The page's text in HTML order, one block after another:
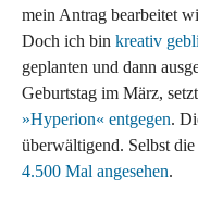
mein Antrag bearbeitet
Doch ich bin kreativ
geplanten und dann
Geburtstag im März,
»Hyperion« entgegen.
überwältigend. Selbst
4.500 Mal angesehen.